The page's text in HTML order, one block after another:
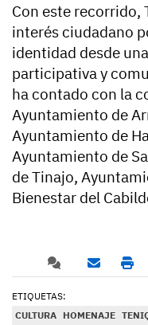
Con este recorrido,
interés ciudadano
identidad desde
participativa y
ha contado con la
Ayuntamiento de
Ayuntamiento de
Ayuntamiento de
de Tinajo,
Bienestar del
ETIQUETAS:
CULTURA HOMENAJE